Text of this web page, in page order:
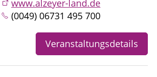
www.alzeyer-land.de
(0049) 06731 495 700
Veranstaltungsdetails